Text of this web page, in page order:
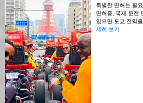
특별한 면허는 필
면허증, 국제 운전
있으면 도쿄 전역
세히 보기